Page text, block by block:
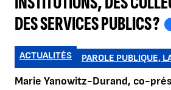
DES SERVICES PUBLICS ?
Marie Yanowitz-Durand, co-
ACTUALITÉS PAROLE PUBLIQUE,